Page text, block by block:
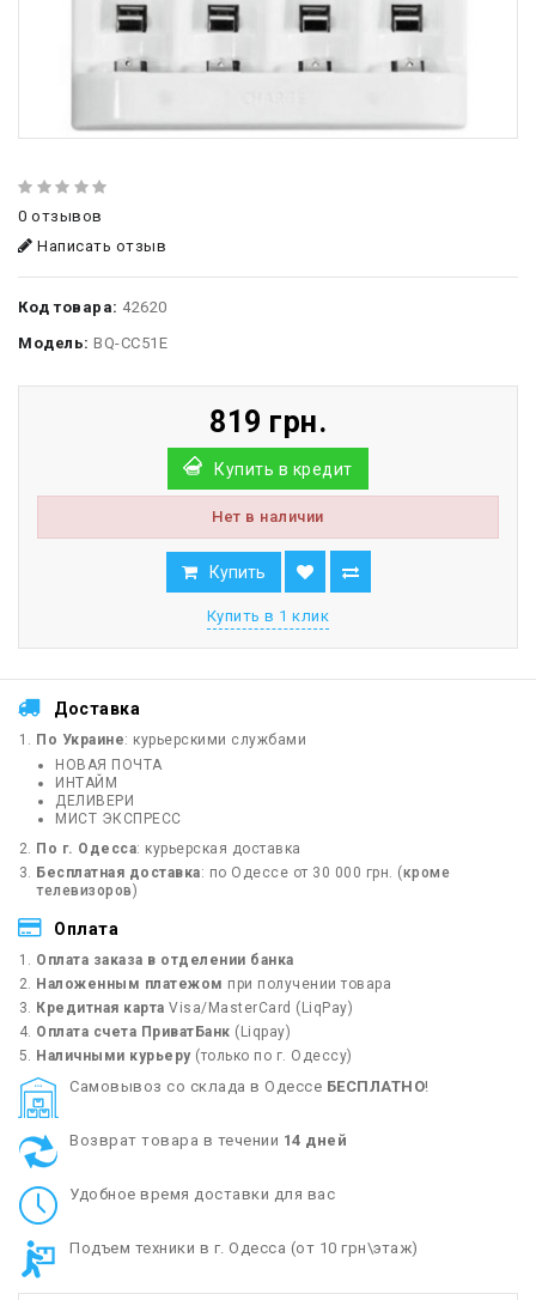
0 отзывов
Написать отзыв
Код товара: 42620
Модель: BQ-CC51E
819 грн.
Купить в кредит
Нет в наличии
Купить
Купить в 1 клик
Доставка
По Украине: курьерскими службами
НОВАЯ ПОЧТА
ИНТАЙМ
ДЕЛИВЕРИ
МИСТ ЭКСПРЕСС
По г. Одесса: курьерская доставка
Бесплатная доставка: по Одессе от 30 000 грн. (кроме
телевизоров)
Оплата
Оплата заказа в отделении банка
Наложенным платежом при получении товара
Кредитная карта Visa/MasterCard (LiqPay)
Оплата счета ПриватБанк (Liqpay)
Наличными курьеру(только по г. Одессу)
Cамовывоз со склада в Одессе БЕСПЛАТНО!
Возврат товара в течении 14 дней
Удобное время доставки для вас
Подъем техники в г. Одесса (от 10 грн\этаж)